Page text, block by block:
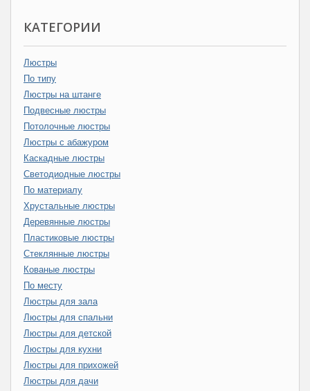
КАТЕГОРИИ
Люстры
По типу
Люстры на штанге
Подвесные люстры
Потолочные люстры
Люстры с абажуром
Каскадные люстры
Светодиодные люстры
По материалу
Хрустальные люстры
Деревянные люстры
Пластиковые люстры
Стеклянные люстры
Кованые люстры
По месту
Люстры для зала
Люстры для спальни
Люстры для детской
Люстры для кухни
Люстры для прихожей
Люстры для дачи